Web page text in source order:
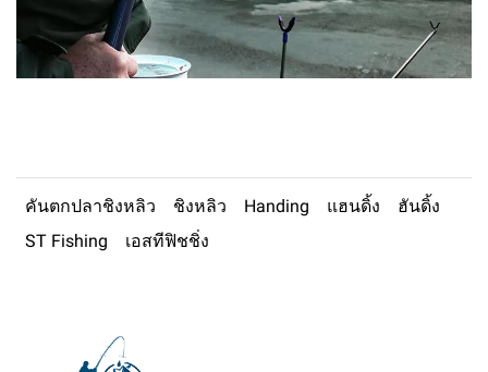
คันตกปลาชิงหลิว ชิงหลิว Handing แฮนดิ้ง
ฮันดิ้ง
ST Fishing
เอสทีฟิชชิ่ง